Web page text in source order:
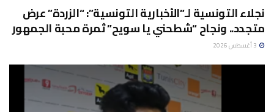
نجلاء التونسية لـ”الأخبارية التونسية”: “الزردة” عرض
متجدد.. ونجاح “شطحني يا سويح” ثمرة محبة الجمهور